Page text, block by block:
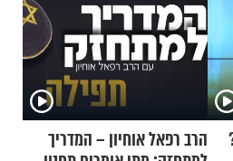
הרב רפאל אוחיון – המדריך